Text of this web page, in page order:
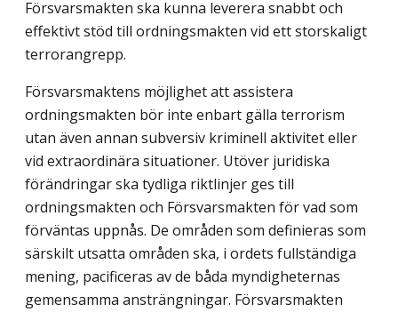
Försvarsmakten ska kunna leverera snabbt och
effektivt stöd till ordningsmakten vid ett storskaligt
terrorangrepp.
Försvarsmaktens möjlighet att assistera
ordningsmakten bör inte enbart gälla terror­ism
utan även annan subversiv kriminell aktivitet eller
vid extraordinära situationer. Utöver juridiska
förändringar ska tydliga riktlinjer ges till
ordningsmakten och Försvarsmakten för vad som
förväntas uppnås. De områden som definieras som
särskilt utsatta områden ska, i ordets fullständiga
mening, pacificeras av de båda myndigheter­nas
gemensamma ansträngningar. Försvarsmakten